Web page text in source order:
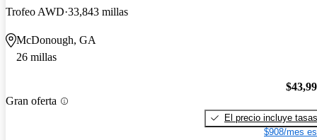
Trofeo AWD 33,843 millas
McDonough, GA
26 millas
Gran oferta
El precio incluye tasas
$908/mes